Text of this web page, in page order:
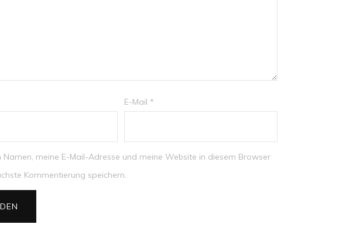
E-Mail *
Namen, meine E-Mail-Adresse und meine Website in diesem Browser
Kommentierung speichern.